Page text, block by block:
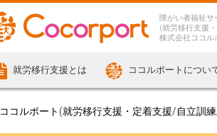
障がい者福祉サ
(就労移行支援
株式会社ココル
就労移行支援とは ココルポートについ
ココルポート(就労移行支援・定着支援/自立訓